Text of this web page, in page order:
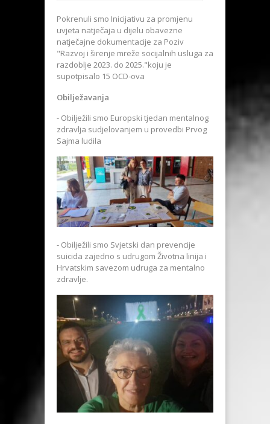
Pokrenuli smo Inicijativu za promjenu
uvjeta natječaja u dijelu obavezne
natječajne dokumentacije za Poziv
"Razvoj i širenje mreže socijalnih usluga za
razdoblje 2023. do 2025."koju je
supotpisalo 15 OCD-ova
Obilježavanja
- Obilježili smo Europski tjedan mentalnog
zdravlja sudjelovanjem u provedbi Prvog
Sajma ludila
- Obilježili smo Svjetski dan prevencije
suicida zajedno s udrugom Životna linija i
Hrvatskim savezom udruga za mentalno
zdravlje.